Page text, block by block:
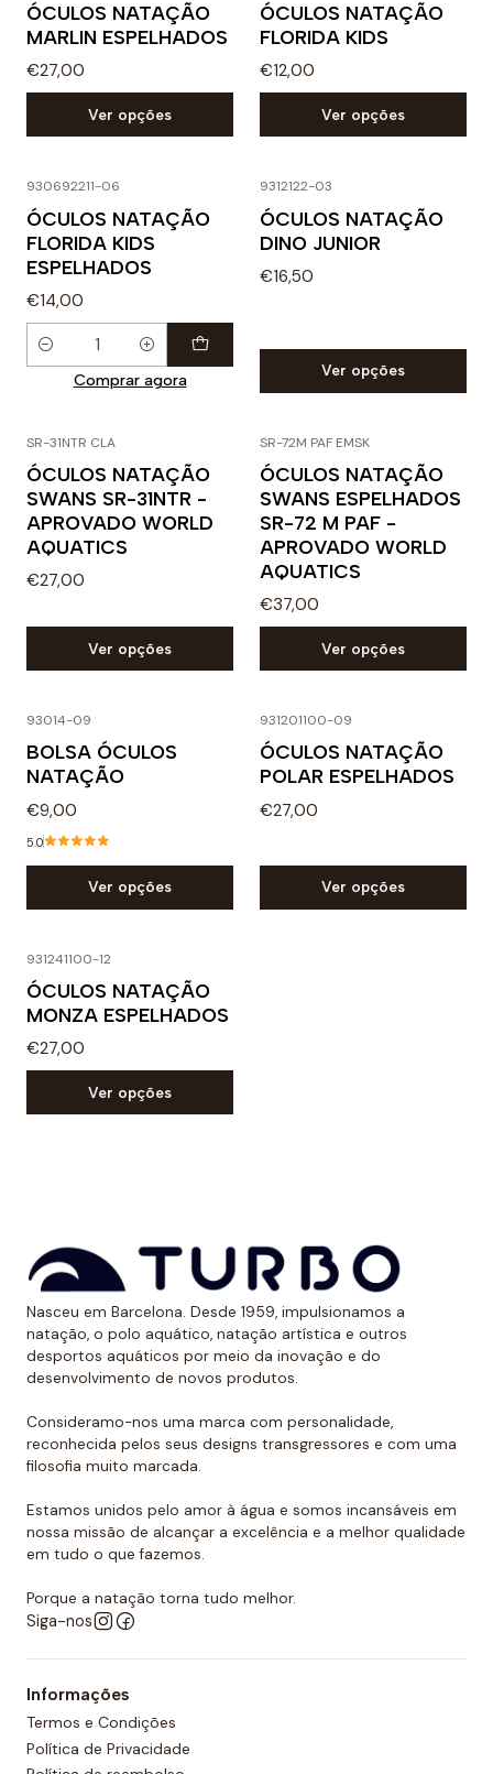
ÓCULOS NATAÇÃO
MARLIN ESPELHADOS
€27,00
Ver opções
ÓCULOS NATAÇÃO
FLORIDA KIDS
€12,00
Ver opções
930692211-06
ÓCULOS NATAÇÃO
FLORIDA KIDS
ESPELHADOS
€14,00
Quantidade
Comprar agora
9312122-03
ÓCULOS NATAÇÃO
DINO JUNIOR
€16,50
Ver opções
SR-31NTR CLA
ÓCULOS NATAÇÃO
SWANS SR-31NTR -
APROVADO WORLD
AQUATICS
€27,00
Ver opções
SR-72M PAF EMSK
ÓCULOS NATAÇÃO
SWANS ESPELHADOS
SR-72 M PAF -
APROVADO WORLD
AQUATICS
€37,00
Ver opções
93014-09
BOLSA ÓCULOS
NATAÇÃO
€9,00
5.0
Ver opções
931201100-09
ÓCULOS NATAÇÃO
POLAR ESPELHADOS
€27,00
Ver opções
931241100-12
ÓCULOS NATAÇÃO
MONZA ESPELHADOS
€27,00
Ver opções
Nasceu em Barcelona. Desde 1959, impulsionamos a
natação, o polo aquático, natação artística e outros
desportos aquáticos por meio da inovação e do
desenvolvimento de novos produtos.
Consideramo-nos uma marca com personalidade,
reconhecida pelos seus designs transgressores e com uma
filosofia muito marcada.
Estamos unidos pelo amor à água e somos incansáveis em
nossa missão de alcançar a excelência e a melhor qualidade
em tudo o que fazemos.
Porque a natação torna tudo melhor.
Siga-nos
Informações
Termos e Condições
Política de Privacidade